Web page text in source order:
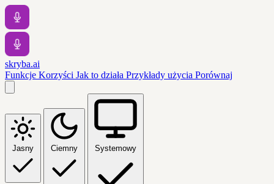
skryba.ai
Funkcje Korzyści Jak to działa Przykłady użycia Porównaj
Jasny Ciemny Systemowy